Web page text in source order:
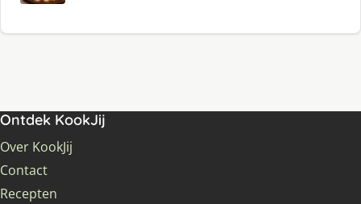
Ontdek KookJij
Over KookJij
Contact
Recepten